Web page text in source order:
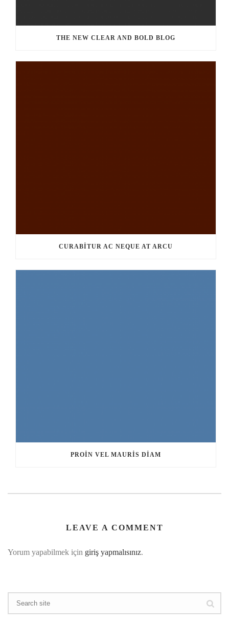
THE NEW CLEAR AND BOLD BLOG
CURABITUR AC NEQUE AT ARCU
PROIN VEL MAURIS DIAM
LEAVE A COMMENT
Yorum yapabilmek için giriş yapmalısınız.